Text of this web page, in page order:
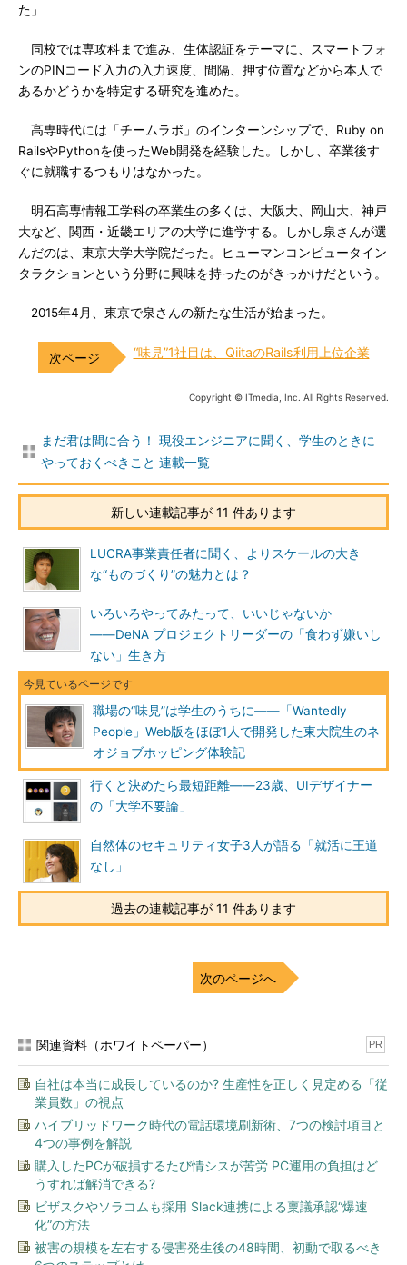
た」
同校では専攻科まで進み、生体認証をテーマに、スマートフォ
ンのPINコード入力の入力速度、間隔、押す位置などから本人で
あるかどうかを特定する研究を進めた。
高専時代には「チームラボ」のインターンシップで、Ruby on
RailsやPythonを使ったWeb開発を経験した。しかし、卒業後す
ぐに就職するつもりはなかった。
明石高専情報工学科の卒業生の多くは、大阪大、岡山大、神戸
大など、関西・近畿エリアの大学に進学する。しかし泉さんが選
んだのは、東京大学大学院だった。ヒューマンコンピュータイン
タラクションという分野に興味を持ったのがきっかけだという。
2015年4月、東京で泉さんの新たな生活が始まった。
“味見”1社目は、QiitaのRails利用上位企業
Copyright © ITmedia, Inc. All Rights Reserved.
まだ君は間に合う！ 現役エンジニアに聞く、学生のときに
やっておくべきこと 連載一覧
新しい連載記事が 11 件あります
LUCRA事業責任者に聞く、よりスケールの大き
な“ものづくり”の魅力とは？
いろいろやってみたって、いいじゃないか
――DeNA プロジェクトリーダーの「食わず嫌いし
ない」生き方
職場の“味見”は学生のうちに――「Wantedly
People」Web版をほぼ1人で開発した東大院生のネ
オジョブホッピング体験記
行くと決めたら最短距離――23歳、UIデザイナー
の「大学不要論」
自然体のセキュリティ女子3人が語る「就活に王道
なし」
過去の連載記事が 11 件あります
次のページへ
関連資料（ホワイトペーパー） PR
自社は本当に成長しているのか? 生産性を正しく見定める「従
業員数」の視点
ハイブリッドワーク時代の電話環境刷新術、7つの検討項目と
4つの事例を解説
購入したPCが破損するたび情シスが苦労 PC運用の負担はど
うすれば解消できる?
ビザスクやソラコムも採用 Slack連携による稟議承認“爆速
化”の方法
被害の規模を左右する侵害発生後の48時間、初動で取るべき